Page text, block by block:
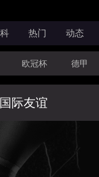
热门 动态
欧冠杯 德甲
国际友谊